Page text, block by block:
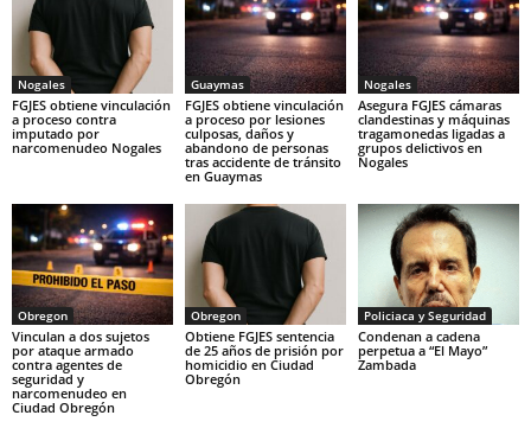
Nogales
FGJES obtiene vinculación
a proceso contra
imputado por
narcomenudeo Nogales
Guaymas
FGJES obtiene vinculación
a proceso por lesiones
culposas, daños y
abandono de personas
tras accidente de tránsito
en Guaymas
Nogales
Asegura FGJES cámaras
clandestinas y máquinas
tragamonedas ligadas a
grupos delictivos en
Nogales
Obregon
Vinculan a dos sujetos
por ataque armado
contra agentes de
seguridad y
narcomenudeo en
Ciudad Obregón
Obregon
Obtiene FGJES sentencia
de 25 años de prisión por
homicidio en Ciudad
Obregón
Policiaca y Seguridad
Condenan a cadena
perpetua a “El Mayo”
Zambada